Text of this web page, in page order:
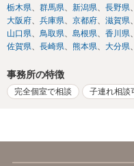
栃木県
群馬県 新潟県 長野県
大阪府
兵庫県 京都府 滋賀県
山口県
鳥取県 島根県 香川県
佐賀県
長崎県 熊本県 大分県
事務所の特徴
完全個室で相談 子連れ相談